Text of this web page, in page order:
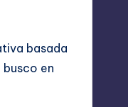
basada
en